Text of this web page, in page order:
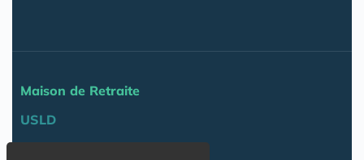
Maison de Retraite
USLD